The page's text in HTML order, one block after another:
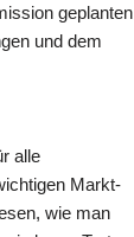
geplanten
und dem
alle
Markt-
wie man